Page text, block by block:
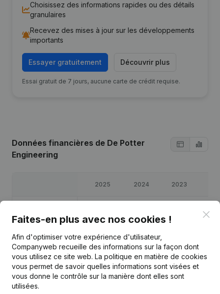
Choisissez des informations rapides ou des détails
granulaires
Recevez des mises à jour sur les développements
importants
Essayer gratuitement Découvrir plus
Essai gratuit de 7 jours, aucune carte de crédit requise.
Données financières de De Potter
Engineering
2025 2024 2023
Capitaux propres 266 215 €217 292
Marge brute €76 664 €92 508 €107 152 €122
Faites-en plus avec nos cookies !
Afin d'optimiser votre expérience d'utilisateur,
Companyweb recueille des informations sur la façon dont
vous utilisez ce site web. La politique en matière de cookies
vous permet de savoir quelles informations sont visées et
vous donne le contrôle sur la manière dont elles sont
utilisées.